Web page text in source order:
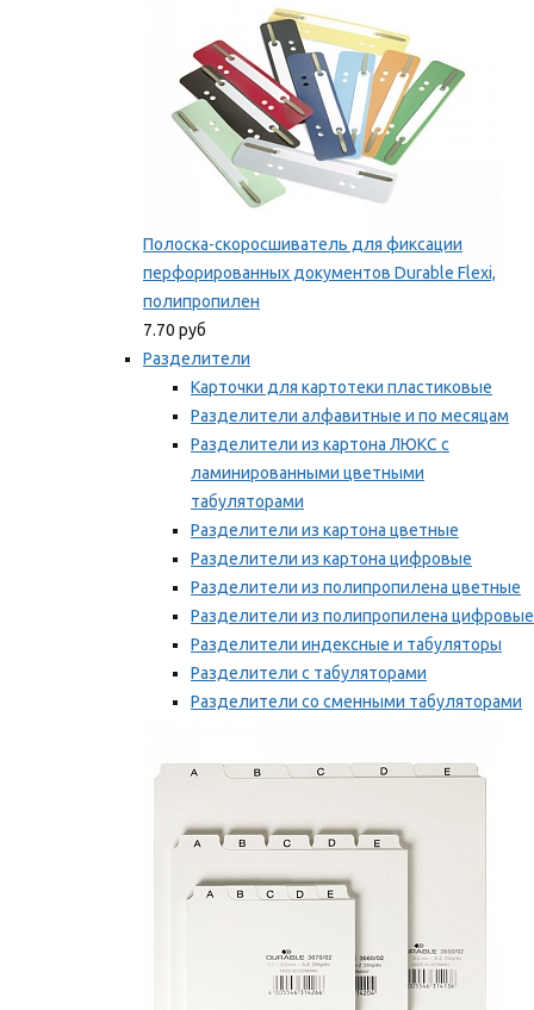
Полоска-скоросшиватель для фиксации
перфорированных документов Durable Flexi,
полипропилен
7.70 руб
Разделители
Карточки для картотеки пластиковые
Разделители алфавитные и по месяцам
Разделители из картона ЛЮКС с
ламинированными цветными
табуляторами
Разделители из картона цветные
Разделители из картона цифровые
Разделители из полипропилена цветные
Разделители из полипропилена цифровые
Разделители индексные и табуляторы
Разделители с табуляторами
Разделители со сменными табуляторами